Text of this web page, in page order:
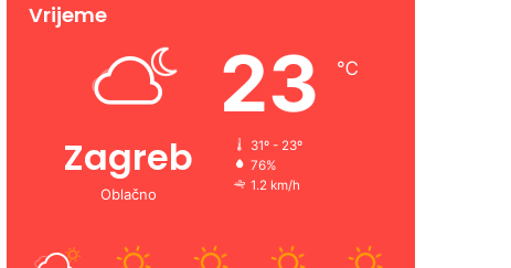
Vrijeme
Zagreb
Oblačno
23 ℃
31º - 23º
76%
1.2 km/h